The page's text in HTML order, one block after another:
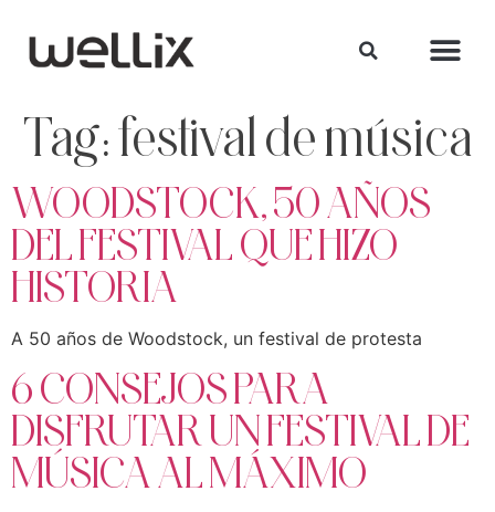
Tag:festival de música
WOODSTOCK, 50 AÑOS
DEL FESTIVAL QUE HIZO
HISTORIA
A 50 años de Woodstock, un festival de protesta
6 CONSEJOS PARA
DISFRUTAR UN FESTIVAL DE
MÚSICA AL MÁXIMO